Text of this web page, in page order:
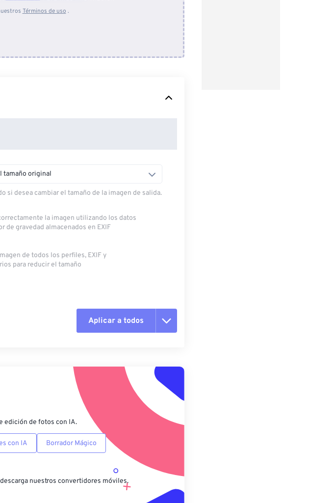
Términos de uso .
tamaño original
si desea cambiar el tamaño de la imagen de salida.
la imagen utilizando los datos
de gravedad almacenados en EXIF
de todos los perfiles, EXIF ​​y
para reducir el tamaño
Aplicar a todos
Aplicar desde el ajuste preestablecido
Guardar como preestablecido
edición de fotos con IA.
con IA Borrador Mágico
nuestros convertidores móviles.